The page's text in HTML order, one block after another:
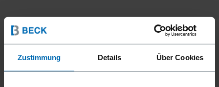
Zustimmung Details Über Cookies